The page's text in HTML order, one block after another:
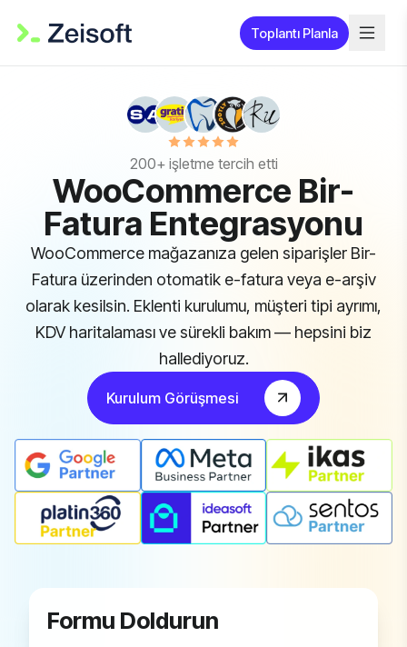
Toplantı Planla
200+ işletme tercih etti
WooCommerce Bir-
Fatura Entegrasyonu
WooCommerce mağazanıza gelen siparişler Bir-
Fatura üzerinden otomatik e-fatura veya e-arşiv
olarak kesilsin. Eklenti kurulumu, müşteri tipi ayrımı,
KDV haritalaması ve sürekli bakım — hepsini biz
hallediyoruz.
Kurulum Görüşmesi
Formu Doldurun